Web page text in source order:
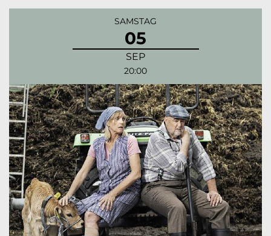
SAMSTAG
05
SEP
20:00